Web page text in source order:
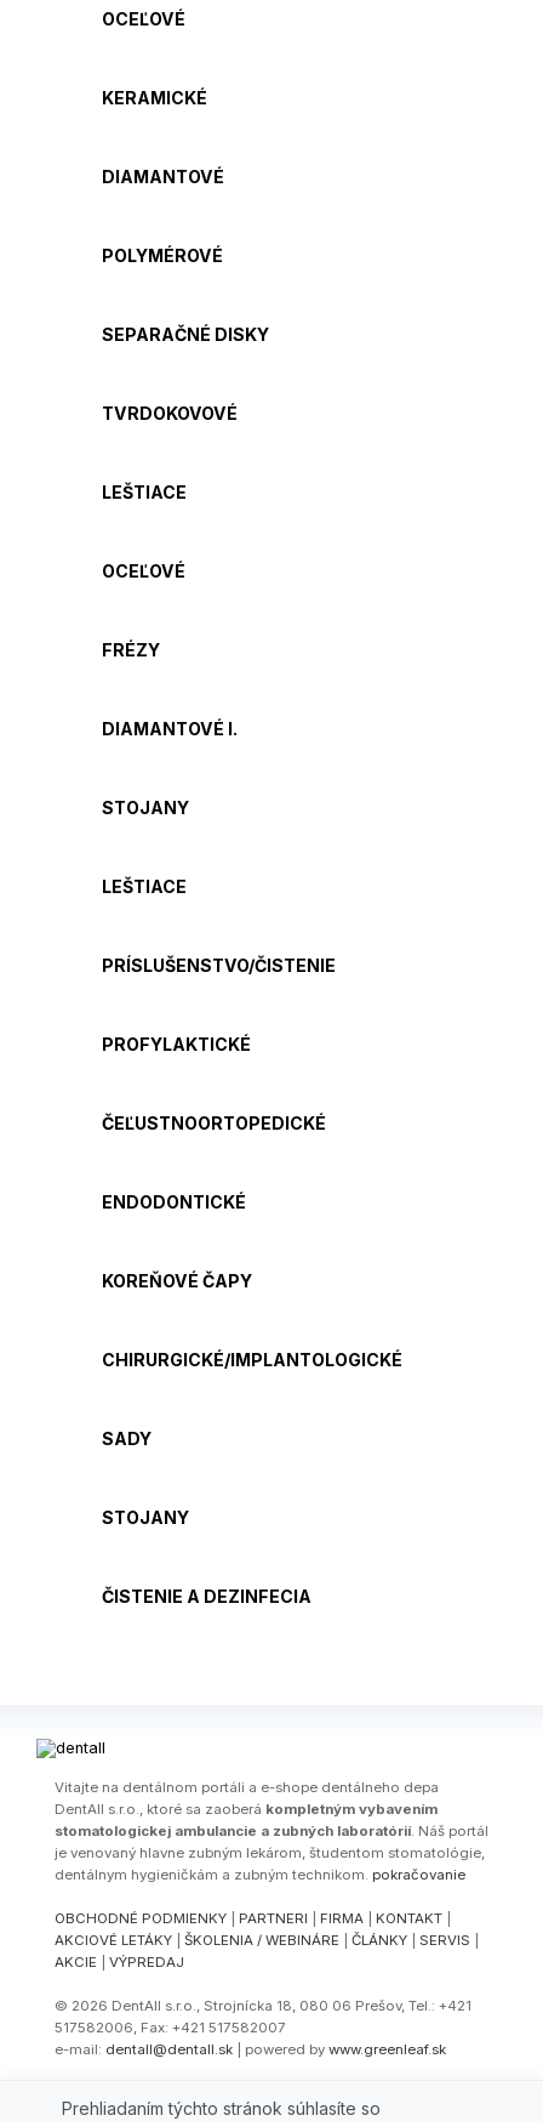
OCEĽOVÉ
KERAMICKÉ
DIAMANTOVÉ
POLYMÉROVÉ
SEPARAČNÉ DISKY
TVRDOKOVOVÉ
LEŠTIACE
OCEĽOVÉ
FRÉZY
DIAMANTOVÉ I.
STOJANY
LEŠTIACE
PRÍSLUŠENSTVO/ČISTENIE
PROFYLAKTICKÉ
ČEĽUSTNOORTOPEDICKÉ
ENDODONTICKÉ
KOREŇOVÉ ČAPY
CHIRURGICKÉ/IMPLANTOLOGICKÉ
SADY
STOJANY
ČISTENIE A DEZINFECIA
Vitajte na dentálnom portáli a e-shope dentálneho depa
DentAll s.r.o., ktoré sa zaoberá kompletným vybavením
stomatologickej ambulancie a zubných laboratórií. Náš portál
je venovaný hlavne zubným lekárom, študentom stomatológie,
dentálnym hygieničkám a zubným technikom. pokračovanie
OBCHODNÉ PODMIENKY PARTNERI FIRMA KONTAKT
AKCIOVÉ LETÁKY
ŠKOLENIA / WEBINÁRE ČLÁNKY SERVIS
AKCIE
VÝPREDAJ
© 2026 DentAll s.r.o., Strojnícka 18, 080 06 Prešov, Tel.: +421
517582006, Fax: +421 517582007
e-mail: dentall@dentall.sk | powered by www.greenleaf.sk
Select Language ▼
Prehliadaním týchto stránok súhlasíte so